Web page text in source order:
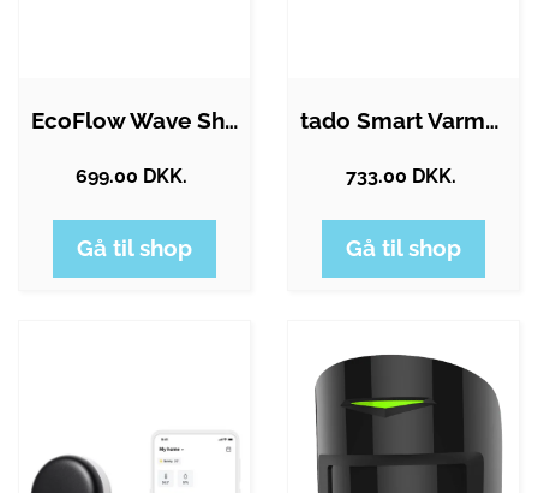
EcoFlow Wave Shower Kit
699.00 DKK.
Gå til shop
tado Smart Varmepumpe og Aircondition…
733.00 DKK.
Gå til shop